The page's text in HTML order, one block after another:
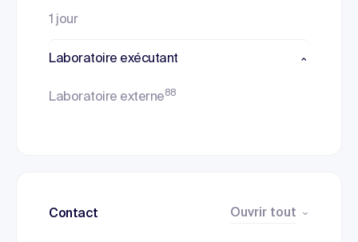
1 jour
Laboratoire exécutant
Laboratoire externe88
Contact Ouvrir tout